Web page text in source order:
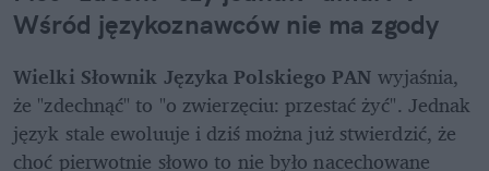
Wśród językoznawców nie ma zgody
Wielki Słownik Języka Polskiego PAN wyjaśnia,
że "zdechnąć" to "o zwierzęciu: przestać żyć". Jednak
język stale ewoluuje i dziś można już stwierdzić, że
choć pierwotnie słowo to nie było nacechowane